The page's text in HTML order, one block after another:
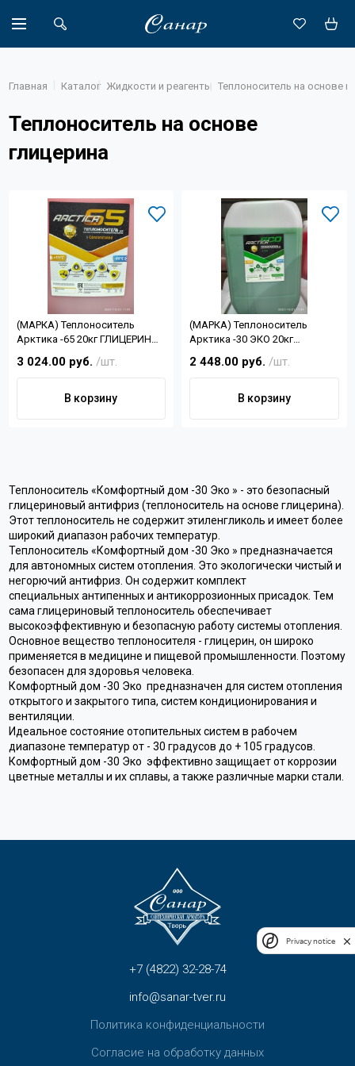
Доставка
Партнеры
Контакты
Главная Каталог Жидкости и реагенты Теплоноситель на основе
Теплоноситель на основе
глицерина
(МАРКА) Теплоноситель
Арктика -65 20кг ГЛИЦЕРИН
3 024.00 руб. /шт.
В корзину
(МАРКА) Теплоноситель
Арктика -30 ЭКО 20кг
ГЛИЦЕРИН 21.09.21
2 448.00 руб. /шт.
В корзину
Теплоноситель «Комфортный дом -30 Эко » - это безопасный
глицериновый антифриз (теплоноситель на основе глицерина).
Этот теплоноситель не содержит этиленгликоль и имеет более
широкий диапазон рабочих температур.
Теплоноситель «Комфортный дом -30 Эко » предназначается
для автономных систем отопления. Это экологически чистый и
негорючий антифриз. Он содержит комплект
специальных антипенных и антикоррозионных присадок. Тем
сама глицериновый теплоноситель обеспечивает
высокоэффективную и безопасную работу системы отопления.
Основное вещество теплоносителя - глицерин, он широко
применяется в медицине и пищевой промышленности. Поэтому
безопасен для здоровья человека.
Комфортный дом -30 Эко предназначен для систем отопления
открытого и закрытого типа, систем кондиционирования и
вентиляции.
Идеальное состояние отопительных систем в рабочем
диапазоне температур от - 30 градусов до + 105 градусов.
Комфортный дом -30 Эко эффективно защищает от коррозии
цветные металлы и их сплавы, а также различные марки стали.
+7 (4822) 32-28-74
info@sanar-tver.ru
Политика конфиденциальности
Согласие на обработку данных
Privacy notice